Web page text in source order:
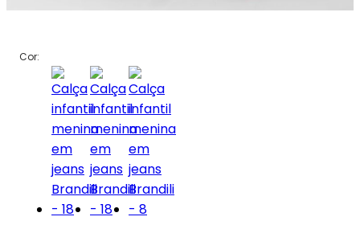
Cor: